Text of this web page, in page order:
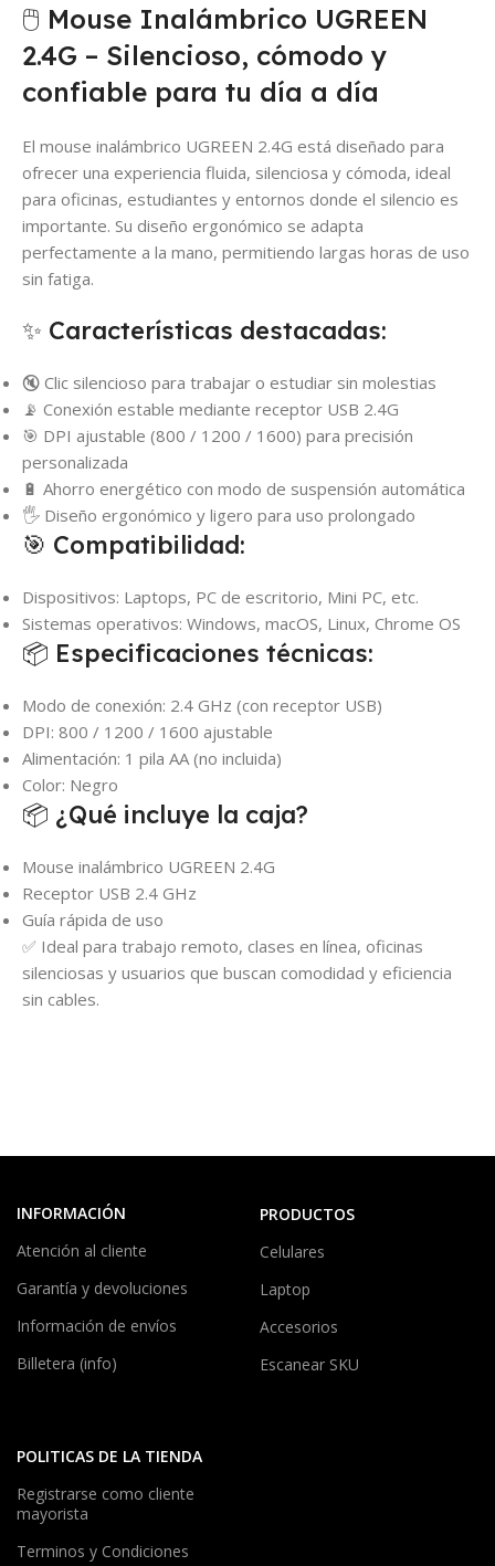
🖱️ Mouse Inalámbrico UGREEN
2.4G – Silencioso, cómodo y
confiable para tu día a día
El mouse inalámbrico UGREEN 2.4G está diseñado para
ofrecer una experiencia fluida, silenciosa y cómoda, ideal
para oficinas, estudiantes y entornos donde el silencio es
importante. Su diseño ergonómico se adapta
perfectamente a la mano, permitiendo largas horas de uso
sin fatiga.
✨ Características destacadas:
🔇 Clic silencioso para trabajar o estudiar sin molestias
📡 Conexión estable mediante receptor USB 2.4G
🎯 DPI ajustable (800 / 1200 / 1600) para precisión
personalizada
🔋 Ahorro energético con modo de suspensión automática
🖐️ Diseño ergonómico y ligero para uso prolongado
🎯 Compatibilidad:
Dispositivos: Laptops, PC de escritorio, Mini PC, etc.
Sistemas operativos: Windows, macOS, Linux, Chrome OS
📦 Especificaciones técnicas:
Modo de conexión: 2.4 GHz (con receptor USB)
DPI: 800 / 1200 / 1600 ajustable
Alimentación: 1 pila AA (no incluida)
Color: Negro
📦 ¿Qué incluye la caja?
Mouse inalámbrico UGREEN 2.4G
Receptor USB 2.4 GHz
Guía rápida de uso
✅ Ideal para trabajo remoto, clases en línea, oficinas
silenciosas y usuarios que buscan comodidad y eficiencia
sin cables.
INFORMACIÓN
Atención al cliente
Garantía y devoluciones
Información de envíos
Billetera (info)
PRODUCTOS
Celulares
Laptop
Accesorios
Escanear SKU
POLITICAS DE LA TIENDA
Registrarse como cliente
mayorista
Terminos y Condiciones